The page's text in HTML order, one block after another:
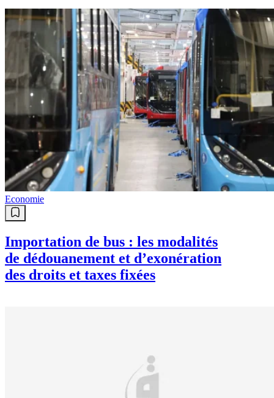
Economie
Importation de bus : les modalités
de dédouanement et d’exonération
des droits et taxes fixées